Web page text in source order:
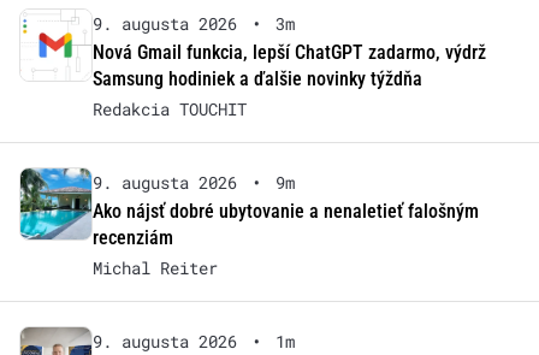
9. augusta 2026 •
3m
Nová Gmail funkcia, lepší ChatGPT zadarmo, výdrž
Samsung hodiniek a ďalšie novinky týždňa
Redakcia TOUCHIT
9. augusta 2026 •
9m
Ako nájsť dobré ubytovanie a nenaletieť falošným
recenziám
Michal Reiter
9. augusta 2026 •
1m